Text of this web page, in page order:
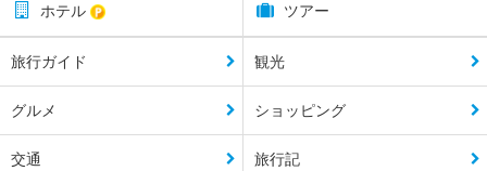
ホテル ツアー
旅行ガイド 観光
グルメ ショッピング
交通 旅行記